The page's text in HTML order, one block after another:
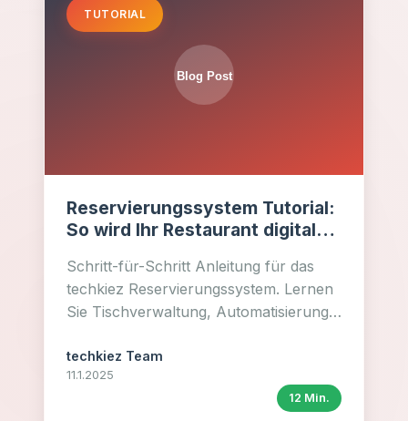
TUTORIAL
Reservierungssystem Tutorial:
So wird Ihr Restaurant digital
Schritt-für-Schritt Anleitung für das
techkiez Reservierungssystem. Lernen
Sie Tischverwaltung, Automatisierung
Restaurant-Erfolg.
techkiez Team
11.1.2025
12 Min.